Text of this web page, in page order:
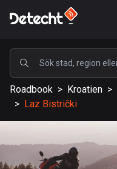
POPULÄRA
USA
587730 rutter
203541 rutter
Roadbook > Kroatien >
> Laz Bistrički